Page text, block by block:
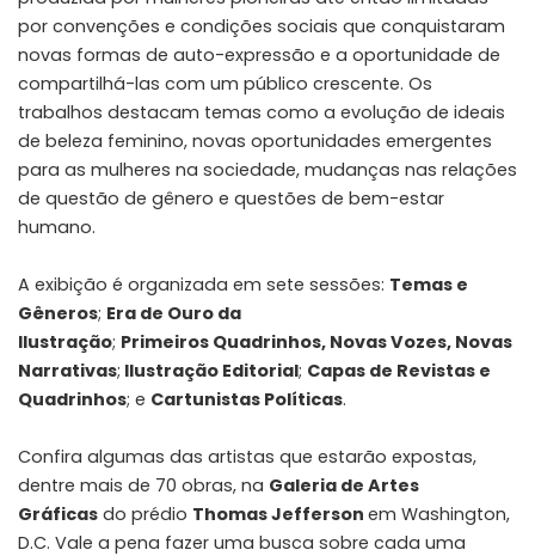
por convenções e condições sociais que conquistaram
novas formas de auto-expressão e a oportunidade de
compartilhá-las com um público crescente. Os
trabalhos destacam temas como a evolução de ideais
de beleza feminino, novas oportunidades emergentes
para as mulheres na sociedade, mudanças nas relações
de questão de gênero e questões de bem-estar
humano.
A exibição é organizada em sete sessões: Temas e
Gêneros; Era de Ouro da
Ilustração; Primeiros Quadrinhos, Novas Vozes, Novas
Narrativas; Ilustração Editorial; Capas de Revistas e
Quadrinhos; e Cartunistas Políticas.
Confira algumas das artistas que estarão expostas,
dentre mais de 70 obras, na Galeria de Artes
Gráficas do prédio Thomas Jefferson em Washington,
D.C. Vale a pena fazer uma busca sobre cada uma